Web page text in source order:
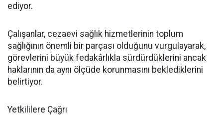
ediyor.
Çalışanlar, cezaevi sağlık hizmetlerinin toplum
sağlığının önemli bir parçası olduğunu vurgulayarak,
görevlerini büyük fedakârlıkla sürdürdüklerini ancak
haklarının da aynı ölçüde korunmasını beklediklerini
belirtiyor.
Yetkililere Çağrı